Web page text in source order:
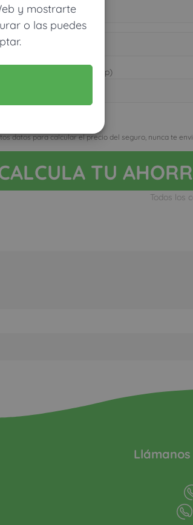
y mostrarte
o las puedes
resultados vía WhatsApp)
legal y RGPD
datos para calcular el precio del seguro, nunca te
TU
Todos los